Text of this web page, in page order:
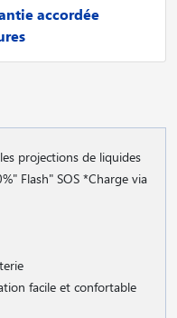
accordée
projections de liquides
Flash" SOS *Charge via
facile et confortable